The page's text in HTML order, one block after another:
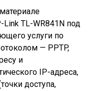
Link TL-WR841N под
услуги по
— PPTP,
и
IP-адреса,
доступа,